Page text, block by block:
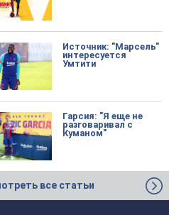
Источник: "Марсель"
интересуется
Умтити
Гарсия: "Я еще не
разговаривал с
Куманом"
все статьи